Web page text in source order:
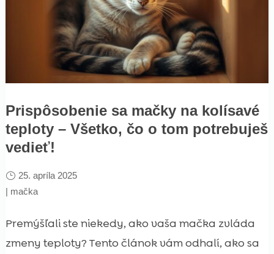
Prispôsobenie sa mačky na kolísavé
teploty – Všetko, čo o tom potrebuješ
vedieť!
25. apríla 2025
| mačka
Premýšľali ste niekedy, ako vaša mačka zvláda
zmeny teploty? Tento článok vám odhalí, ako sa